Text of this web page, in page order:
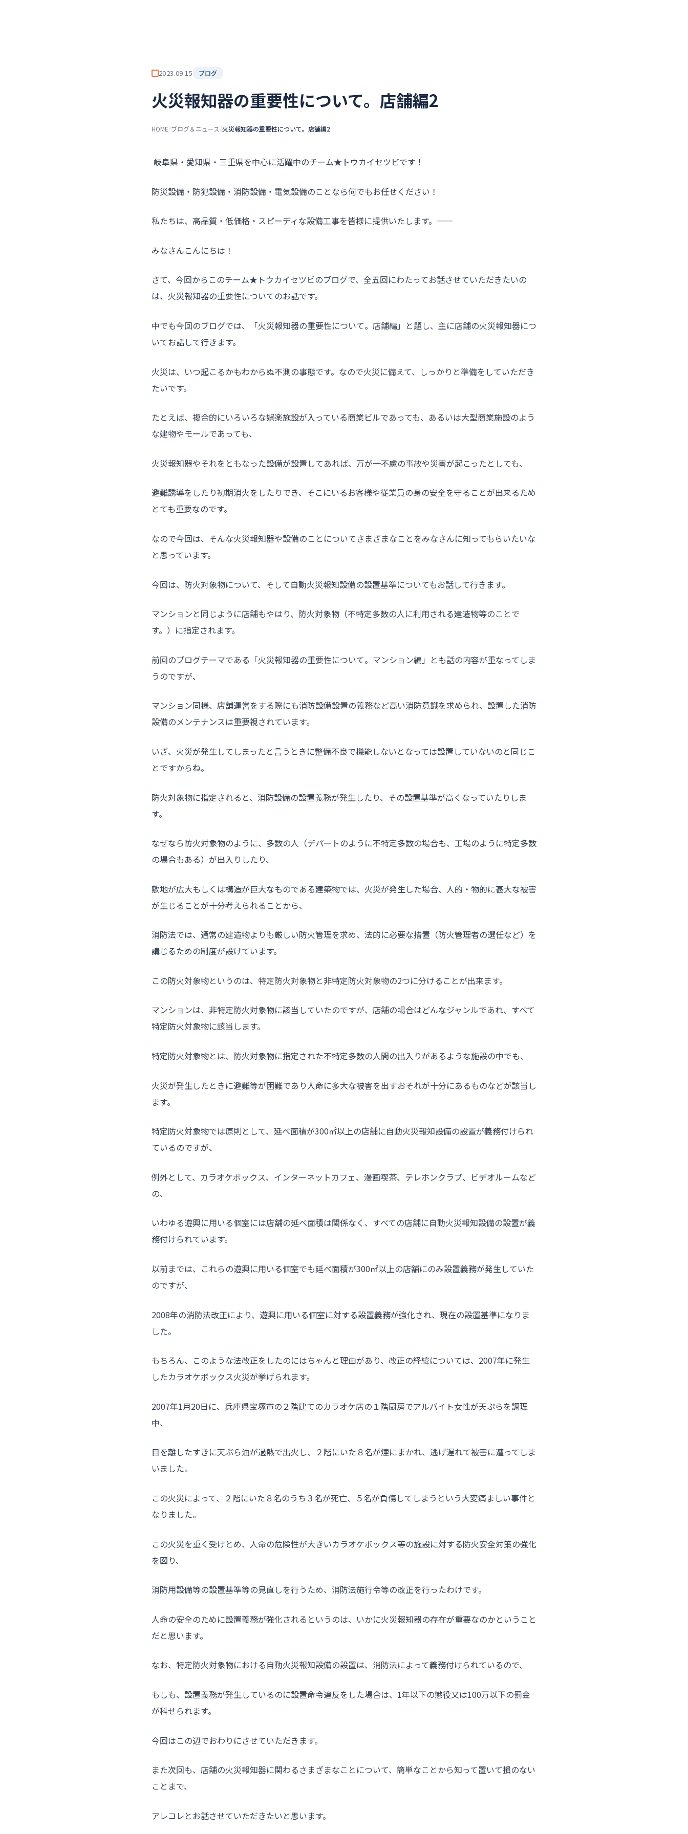
2023.09.15 ブログ
火災報知器の重要性について。店舗編2
HOME/ブログ＆ニュース/火災報知器の重要性について。店舗編2
――岐阜県・愛知県・三重県を中心に活躍中のチーム★トウカイセツビです！
防災設備・防犯設備・消防設備・電気設備のことなら何でもお任せください！
私たちは、高品質・低価格・スピーディな設備工事を皆様に提供いたします。――
みなさんこんにちは！
さて、今回からこのチーム★トウカイセツビのブログで、全五回にわたってお話させていただきたいの
は、火災報知器の重要性についてのお話です。
中でも今回のブログでは、「火災報知器の重要性について。店舗編」と題し、主に店舗の火災報知器につ
いてお話して行きます。
火災は、いつ起こるかもわからぬ不測の事態です。なので火災に備えて、しっかりと準備をしていただき
たいです。
たとえば、複合的にいろいろな娯楽施設が入っている商業ビルであっても、あるいは大型商業施設のよう
な建物やモールであっても、
火災報知器やそれをともなった設備が設置してあれば、万が一不慮の事故や災害が起こったとしても、
避難誘導をしたり初期消火をしたりでき、そこにいるお客様や従業員の身の安全を守ることが出来るため
とても重要なのです。
なので今回は、そんな火災報知器や設備のことについてさまざまなことをみなさんに知ってもらいたいな
と思っています。
今回は、防火対象物について、そして自動火災報知設備の設置基準についてもお話して行きます。
マンションと同じように店舗もやはり、防火対象物（不特定多数の人に利用される建造物等のことで
す。）に指定されます。
前回のブログテーマである「火災報知器の重要性について。マンション編」とも話の内容が重なってしま
うのですが、
マンション同様、店舗運営をする際にも消防設備設置の義務など高い消防意識を求められ、設置した消防
設備のメンテナンスは重要視されています。
いざ、火災が発生してしまったと言うときに整備不良で機能しないとなっては設置していないのと同じこ
とですからね。
防火対象物に指定されると、消防設備の設置義務が発生したり、その設置基準が高くなっていたりしま
す。
なぜなら防火対象物のように、多数の人（デパートのように不特定多数の場合も、工場のように特定多数
の場合もある）が出入りしたり、
敷地が広大もしくは構造が巨大なものである建築物では、火災が発生した場合、人的・物的に甚大な被害
が生じることが十分考えられることから、
消防法では、通常の建造物よりも厳しい防火管理を求め、法的に必要な措置（防火管理者の選任など）を
講じるための制度が設けています。
この防火対象物というのは、特定防火対象物と非特定防火対象物の2つに分けることが出来ます。
マンションは、非特定防火対象物に該当していたのですが、店舗の場合はどんなジャンルであれ、すべて
特定防火対象物に該当します。
特定防火対象物とは、防火対象物に指定された不特定多数の人間の出入りがあるような施設の中でも、
火災が発生したときに避難等が困難であり人命に多大な被害を出すおそれが十分にあるものなどが該当し
ます。
特定防火対象物では原則として、延べ面積が300㎡以上の店舗に自動火災報知設備の設置が義務付けられ
ているのですが、
例外として、カラオケボックス、インターネットカフェ、漫画喫茶、テレホンクラブ、ビデオルームなど
の、
いわゆる遊興に用いる個室には店舗の延べ面積は関係なく、すべての店舗に自動火災報知設備の設置が義
務付けられています。
以前までは、これらの遊興に用いる個室でも延べ面積が300㎡以上の店舗にのみ設置義務が発生していた
のですが、
2008年の消防法改正により、遊興に用いる個室に対する設置義務が強化され、現在の設置基準になりま
した。
もちろん、このような法改正をしたのにはちゃんと理由があり、改正の経緯については、2007年に発生
したカラオケボックス火災が挙げられます。
2007年1月20日に、兵庫県宝塚市の２階建てのカラオケ店の１階厨房でアルバイト女性が天ぷらを調理
中、
目を離したすきに天ぷら油が過熱で出火し、２階にいた８名が煙にまかれ、逃げ遅れて被害に遭ってしま
いました。
この火災によって、２階にいた８名のうち３名が死亡、５名が負傷してしまうという大変痛ましい事件と
なりました。
この火災を重く受けとめ、人命の危険性が大きいカラオケボックス等の施設に対する防火安全対策の強化
を図り、
消防用設備等の設置基準等の見直しを行うため、消防法施行令等の改正を行ったわけです。
人命の安全のために設置義務が強化されるというのは、いかに火災報知器の存在が重要なのかということ
だと思います。
なお、特定防火対象物における自動火災報知設備の設置は、消防法によって義務付けられているので、
もしも、設置義務が発生しているのに設置命令違反をした場合は、1年以下の懲役又は100万以下の罰金
が科せられます。
今回はこの辺でおわりにさせていただきます。
また次回も、店舗の火災報知器に関わるさまざまなことについて、簡単なことから知って置いて損のない
ことまで、
アレコレとお話させていただきたいと思います。